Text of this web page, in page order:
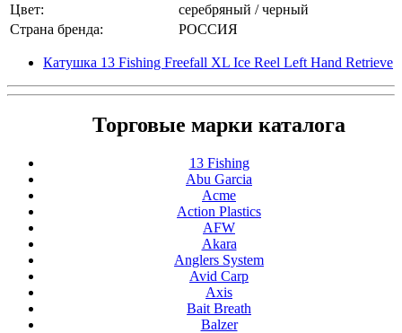
Цвет:
серебряный / черный
Страна бренда:
РОССИЯ
Катушка 13 Fishing Freefall XL Ice Reel Left Hand Retrieve
Торговые марки каталога
13 Fishing
Abu Garcia
Acme
Action Plastics
AFW
Akara
Anglers System
Avid Carp
Axis
Bait Breath
Balzer